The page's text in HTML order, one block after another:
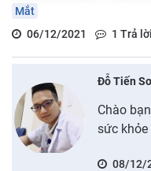
Mắt
06/12/2021
1 Trả lời
Đỗ Tiến
Chào
sức khỏe
08/12/